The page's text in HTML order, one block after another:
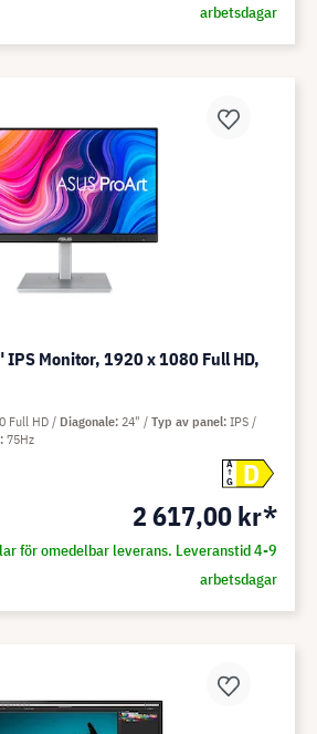
arbetsdagar
IPS Monitor, 1920 x 1080 Full HD,
A
G
D
2 617,00 kr*
för omedelbar leverans. Leveranstid 4-9
arbetsdagar
Full HD Diagonale 24" Typ av panel IPS
75Hz